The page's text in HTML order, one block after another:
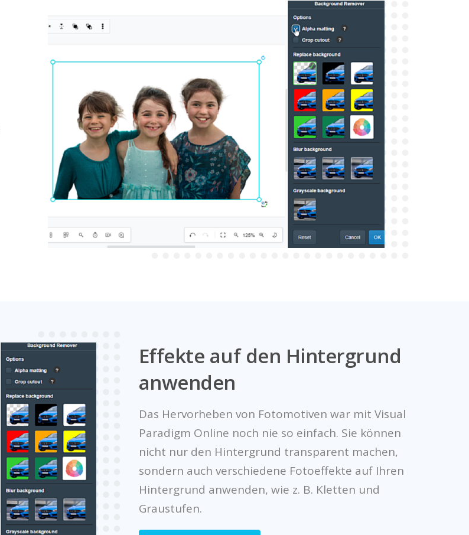
Effekte auf den Hintergrund
anwenden
Das Hervorheben von Fotomotiven war mit Visual
Paradigm Online noch nie so einfach. Sie können
nicht nur den Hintergrund transparent machen,
sondern auch verschiedene Fotoeffekte auf Ihren
Hintergrund anwenden, wie z. B. Kletten und
Graustufen.